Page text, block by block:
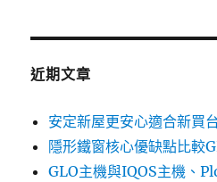
鍵
近期文章
安定新屋更安心適合新買
隱形鐵窗核心優缺點比較
GLO主機與IQOS主機、